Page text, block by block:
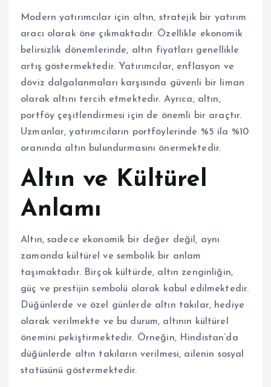
Modern yatırımcılar için altın, stratejik bir yatırım
aracı olarak öne çıkmaktadır. Özellikle ekonomik
belirsizlik dönemlerinde, altın fiyatları genellikle
artış göstermektedir. Yatırımcılar, enflasyon ve
döviz dalgalanmaları karşısında güvenli bir liman
olarak altını tercih etmektedir. Ayrıca, altın,
portföy çeşitlendirmesi için de önemli bir araçtır.
Uzmanlar, yatırımcıların portföylerinde %5 ila %10
oranında altın bulundurmasını önermektedir.
Altın ve Kültürel
Anlamı
Altın, sadece ekonomik bir değer değil, aynı
zamanda kültürel ve sembolik bir anlam
taşımaktadır. Birçok kültürde, altın zenginliğin,
güç ve prestijin sembolü olarak kabul edilmektedir.
Düğünlerde ve özel günlerde altın takılar, hediye
olarak verilmekte ve bu durum, altının kültürel
önemini pekiştirmektedir. Örneğin, Hindistan’da
düğünlerde altın takıların verilmesi, ailenin sosyal
statüsünü göstermektedir.